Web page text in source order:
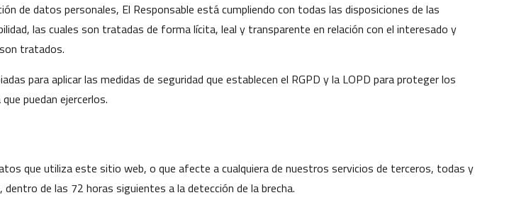
de datos personales, El Responsable está cumpliendo con todas las disposiciones de las
las cuales son tratadas de forma lícita, leal y transparente en relación con el interesado y
tratados.
para aplicar las medidas de seguridad que establecen el RGPD y la LOPD para proteger los
puedan ejercerlos.
que utiliza este sitio web, o que afecte a cualquiera de nuestros servicios de terceros, todas y
de las 72 horas siguientes a la detección de la brecha.